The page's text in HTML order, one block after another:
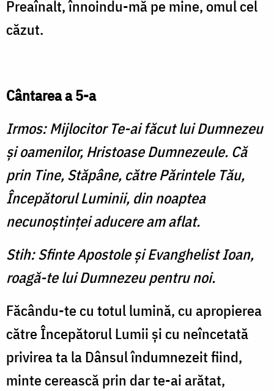
Preaînalt, înnoindu-mă pe mine, omul cel
căzut.
Cântarea a 5-a
Irmos: Mijlocitor Te-ai făcut lui Dumnezeu
şi oamenilor, Hristoase Dumnezeule. Că
prin Tine, Stăpâne, către Părintele Tău,
Începătorul Luminii, din noaptea
necunoştinţei aducere am aflat.
Stih: Sfinte Apostole şi Evanghelist Ioan,
roagă-te lui Dumnezeu pentru noi.
Făcându-te cu totul lumină, cu apropierea
către Începătorul Lumii şi cu neîncetată
privirea ta la Dânsul îndumnezeit fiind,
minte cerească prin dar te-ai arătat,